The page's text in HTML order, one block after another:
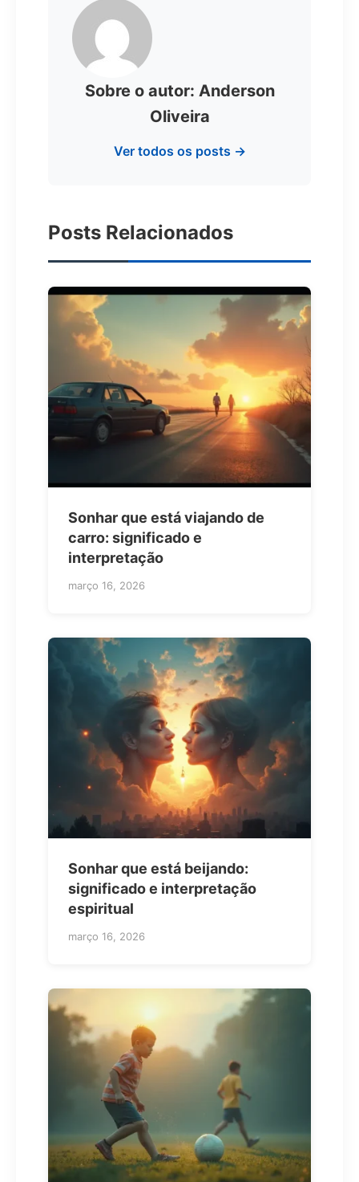
Sobre o autor: Anderson
Oliveira
Ver todos os posts →
Posts Relacionados
Sonhar que está viajando de
carro: significado e
interpretação
março 16, 2026
Sonhar que está beijando:
significado e interpretação
espiritual
março 16, 2026